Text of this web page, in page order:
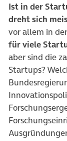
Ist in der
dreht sich
vor allem in
für viele
aber sind die
Startups?